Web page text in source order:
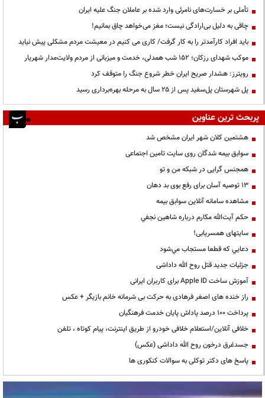
تأملی بر خسارت‌های نامرئی وارد شده بر عاملان جنگ علیه ایران
چاقی به دلیل بی‌ارادگی نیست؛ مغز می‌خواهد چاق بمانیم!
باید افراد کارآمدتر را به کار گرفت/ کاری می کنیم در معیشت مردم مشکلی پیش نیاید
موکب شهدای رزکان؛ ۱۵۲ شب همدلی، خدمت و میزبانی از مردم ولایت‌مدار شهریار
رویترز: هشدار صریح ایران خطر شروع جنگ را متوقف کرد
پل شهرستان پل‌سفید پس از ۲۵ سال به مرحله بهره‌برداری رسید
پربحث ترین عناوین
هشتمین کلان شهر ایران مشخص شد
سوابق بیمه شدگان روی سایت تامین اجتماعی
همجنس گرایی در شبکه من و تو
13 توصیه آسان برای رفع بوی بد دهان
مشاهده سامانه آنلاين سوابق بیمه
حكم آيت‌الله مكارم درباره شاهين نجفي
سایتهای همسریابی!
دعايي كه قطعا مستجاب مي‌شود
جزئیات جدید قتل روح الله داداشی
آموزش ساخت Apple ID برای کاربران ایرانی
راز خنده های اصغر فرهادی به حرکت بی شرمانه خانم بازیگر + عکس
پرداخت ۱۰۰ درصد پاداش پایان خدمت فرهنگیان
خلافی آنلاین/استعلام خلافی خودرو از طریق اینترنت، پیام کوتاه ، تلفن
جسدغرق درخون روح الله داداشی (عکس)
پاسخ های دکتر توکلی به سوالات کنکوری ها